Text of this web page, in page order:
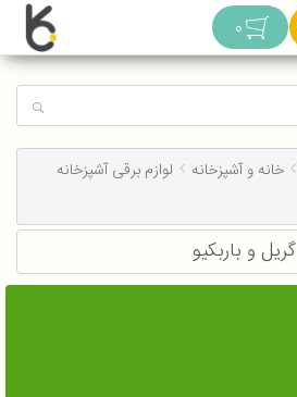
0
خانه و آشپزخانه
لوازم برقی آشپزخانه
گریل و باربکیو